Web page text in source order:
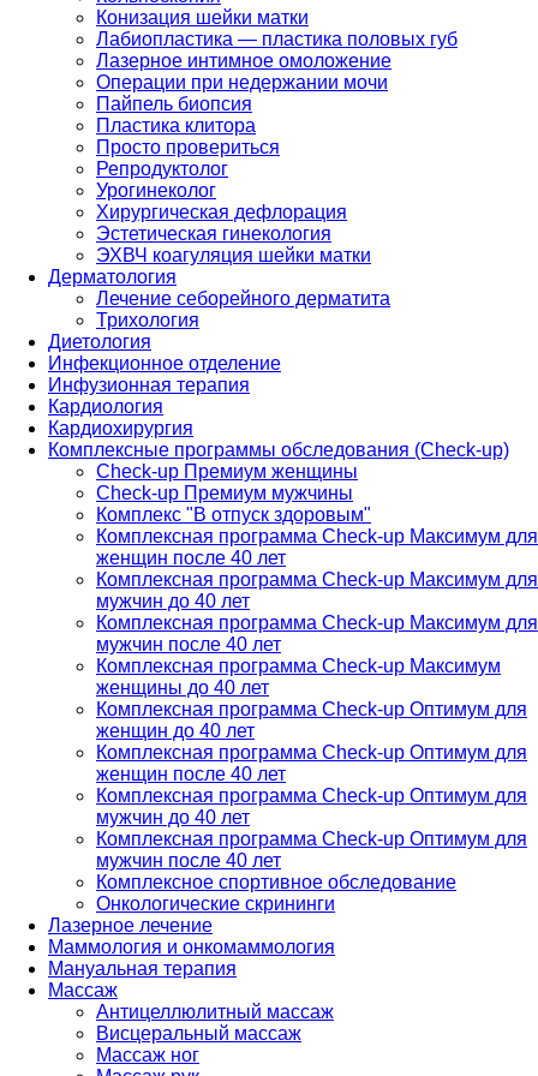
Конизация шейки матки
Лабиопластика — пластика половых губ
Лазерное интимное омоложение
Операции при недержании мочи
Пайпель биопсия
Пластика клитора
Просто провериться
Репродуктолог
Урогинеколог
Хирургическая дефлорация
Эстетическая гинекология
ЭХВЧ коагуляция шейки матки
Дерматология
Лечение себорейного дерматита
Трихология
Диетология
Инфекционное отделение
Инфузионная терапия
Кардиология
Кардиохирургия
Комплексные программы обследования (Check-up)
Check-up Премиум женщины
Check-up Премиум мужчины
Комплекс "В отпуск здоровым"
Комплексная программа Check-up Максимум для
женщин после 40 лет
Комплексная программа Check-up Максимум для
мужчин до 40 лет
Комплексная программа Check-up Максимум для
мужчин после 40 лет
Комплексная программа Check-up Максимум
женщины до 40 лет
Комплексная программа Check-up Оптимум для
женщин до 40 лет
Комплексная программа Check-up Оптимум для
женщин после 40 лет
Комплексная программа Check-up Оптимум для
мужчин до 40 лет
Комплексная программа Check-up Оптимум для
мужчин после 40 лет
Комплексное спортивное обследование
Онкологические скрининги
Лазерное лечение
Маммология и онкомаммология
Мануальная терапия
Массаж
Антицеллюлитный массаж
Висцеральный массаж
Массаж ног